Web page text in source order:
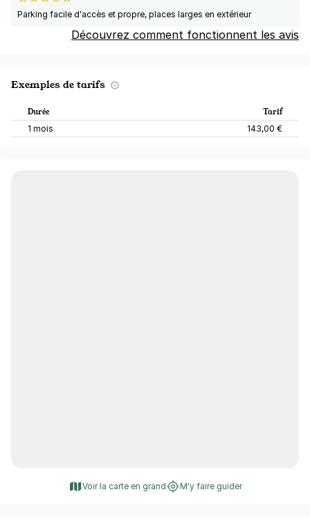
Parking facile d'accès et propre, places larges en extérieur
Découvrez comment fonctionnent les avis
Exemples de tarifs
Durée Tarif
1 mois 143,00 €
Voir la carte en grand M'y faire guider